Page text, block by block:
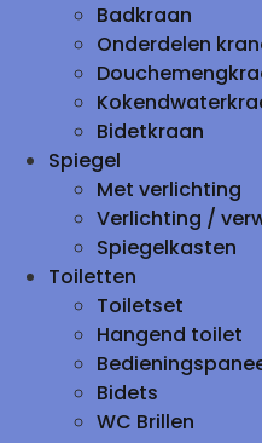
Badkraan
Onderdelen
Bidetkraan
Spiegel
Met verlichting
Verlichting /
Spiegelkasten
Toiletten
Toiletset
Hangend toilet
Bidets
WC Brillen